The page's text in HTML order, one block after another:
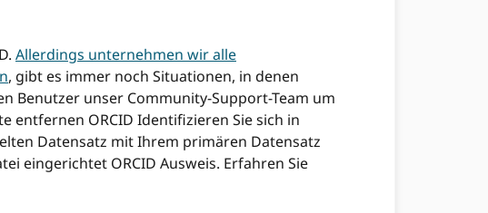
Allerdings unternehmen wir alle
, gibt es immer noch Situationen, in denen
Benutzer unser Community-Support-Team um
entfernen ORCID Identifizieren Sie sich in
Datensatz mit Ihrem primären Datensatz
eingerichtet ORCID Ausweis. Erfahren Sie